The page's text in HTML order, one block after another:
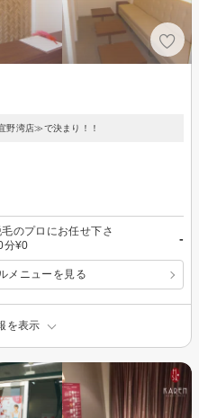
野湾店≫で決まり！！
のプロにお任せ下さ
分¥0
-
メニューを見る
を表示